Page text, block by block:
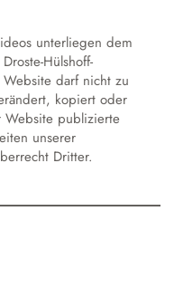
unterliegen dem
Hülshoff-
darf nicht zu
kopiert oder
publizierte
unserer
Dritter.